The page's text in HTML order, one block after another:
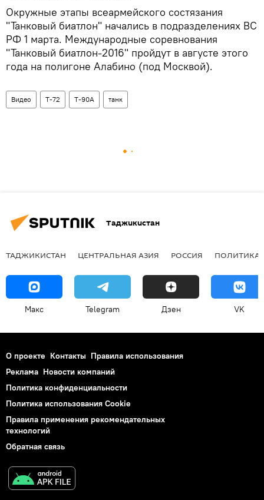
Окружные этапы всеармейского состязания
"Танковый биатлон" начались в подразделениях ВС
РФ 1 марта. Международные соревнования
"Танковый биатлон-2016" пройдут в августе этого
года на полигоне Алабино (под Москвой).
Видео Т-72 Т-90А танк
Таджикистан
ТАДЖИКИСТАН ЦЕНТРАЛЬНАЯ АЗИЯ РОССИЯ ПОЛИТИКА
Макс Telegram Дзен VK
О проекте Контакты Правила использования
Реклама Новости компаний
Политика конфиденциальности
Политика использования Cookie
Правила применения рекомендательных
технологий
Обратная связь